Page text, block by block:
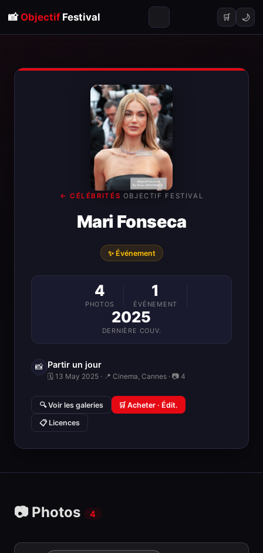
📸 ObjectifFestival 🛒 🌙
← CÉLÉBRITÉS· OBJECTIF FESTIVAL
Mari Fonseca
✨ Événement
4
PHOTOS
1
ÉVÉNEMENT
2025
DERNIÈRE COUV.
📸 Partir un jour
🗓 13 May 2025 · 📍 Cinema, Cannes · 📷 4
🔍 Voir les galeries 🛒 Acheter · Édit.
📋 Licences
📷 Photos 4